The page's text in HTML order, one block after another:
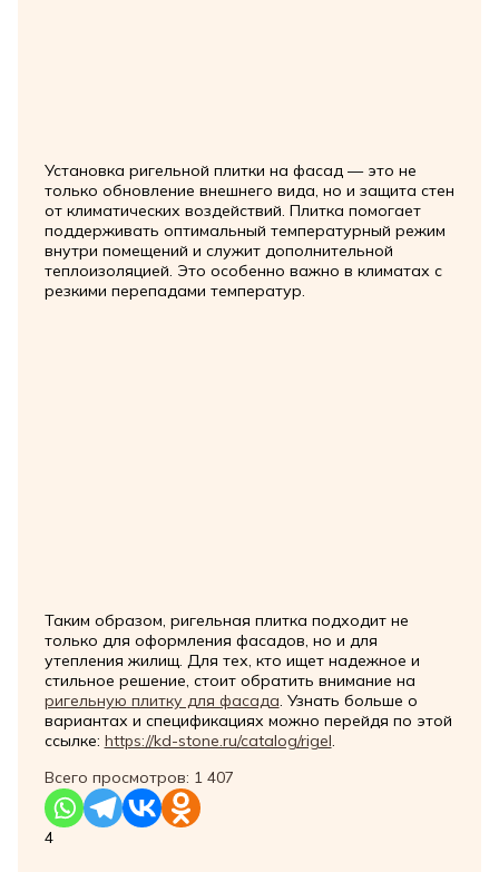
Установка ригельной плитки на фасад — это не
только обновление внешнего вида, но и защита стен
от климатических воздействий. Плитка помогает
поддерживать оптимальный температурный режим
внутри помещений и служит дополнительной
теплоизоляцией. Это особенно важно в климатах с
резкими перепадами температур.
Таким образом, ригельная плитка подходит не
только для оформления фасадов, но и для
утепления жилищ. Для тех, кто ищет надежное и
стильное решение, стоит обратить внимание на
ригельную плитку для фасада. Узнать больше о
вариантах и спецификациях можно перейдя по этой
ссылке: https://kd-stone.ru/catalog/rigel.
Всего просмотров: 1 407
4